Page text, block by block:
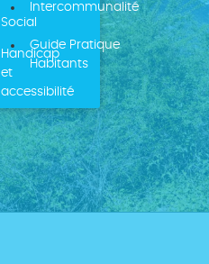
Social
Handicap
et
accessibilité
Intercommunalité
Guide Pratique
Habitants